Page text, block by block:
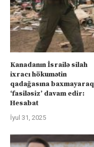
Kanadanın İsrailə silah
ixracı hökumətin
qadağasına baxmayaraq
‘fasiləsiz’ davam edir:
Hesabat
İyul 31, 2025